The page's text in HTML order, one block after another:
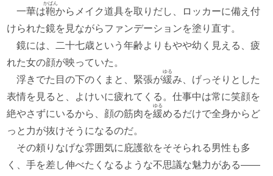
一華は鞄
かばん
からメイク道具を取りだし、ロッカーに備え付
けられた鏡を見ながらファンデーションを塗り直す。
鏡には、二十七歳という年齢よりもやや幼く見える、疲
れた女の顔が映っていた。
浮きでた目の下のくまと、緊張が緩
ゆる
み、げっそりとした
表情を見ると、よけいに疲れてくる。仕事中は常に笑顔を
絶やさずにいるから、顔の筋肉を緩
ゆる
めるだけで全身からど
っと力が抜けそうになるのだ。
その頼りなげな雰囲気に庇護欲をそそられる男性も多
く、手を差し伸べたくなるような不思議な魅力がある――